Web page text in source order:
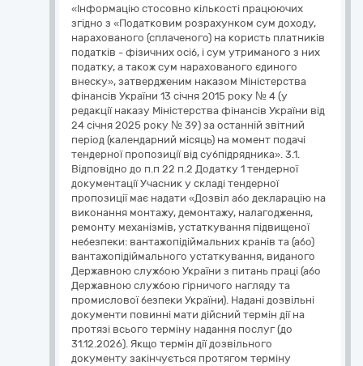
«Інформацію стосовно кількості працюючих
згідно з «Податковим розрахунком сум доходу,
нарахованого (сплаченого) на користь платників
податків - фізичних осіб, і сум утриманого з них
податку, а також сум нарахованого єдиного
внеску», затвердженим наказом Міністерства
фінансів України 13 січня 2015 року № 4 (у
редакції наказу Міністерства фінансів України від
24 січня 2025 року № 39) за останній звітний
період (календарний місяць) на момент подачі
тендерної пропозиції від субпідрядника». 3.1.
Відповідно до п.п 22 п.2 Додатку 1 тендерної
документації Учасник у складі тендерної
пропозиції має надати «Дозвіл або декларацію на
виконання монтажу, демонтажу, налагодження,
ремонту механізмів, устаткування підвищеної
небезпеки: вантажопідіймальних кранів та (або)
вантажопідіймального устаткування, виданого
Державною службою України з питань праці (або
Державною службою гірничого нагляду та
промислової безпеки України). Надані дозвільні
документи повинні мати дійсний термін дії на
протязі всього терміну надання послуг (до
31.12.2026). Якщо термін дії дозвільного
документу закінчується протягом терміну